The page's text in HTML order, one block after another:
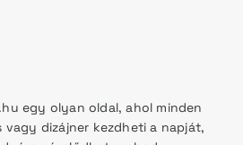
egy olyan oldal, ahol minden
vagy dizájner kezdheti a napját,